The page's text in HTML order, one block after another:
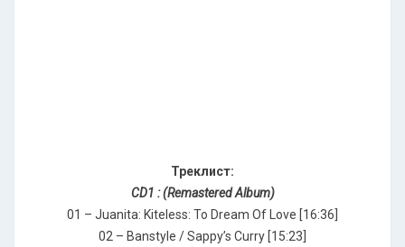
Треклист:
CD1 : (Remastered Album)
01 – Juanita: Kiteless: To Dream Of Love [16:36]
02 – Banstyle / Sappy’s Curry [15:23]